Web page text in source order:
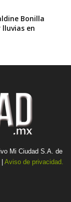
Bonilla
en
Mi Ciudad S.A. de
| Aviso de privacidad.